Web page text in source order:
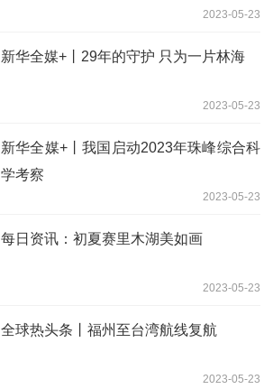
2023-05-23
新华全媒+丨29年的守护 只为一片林海
2023-05-23
新华全媒+丨我国启动2023年珠峰综合科
学考察
2023-05-23
每日资讯：初夏赛里木湖美如画
2023-05-23
全球热头条丨福州至台湾航线复航
2023-05-23